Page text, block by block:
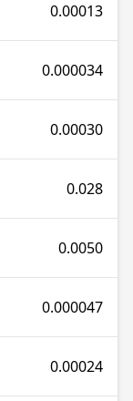
0.00013
0.000034
0.00030
0.028
0.0050
0.000047
0.00024